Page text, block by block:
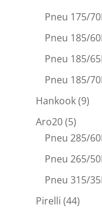
Pneu 175/
Pneu 185/
Pneu 185/
Pneu 185/
Hankook(9)
Aro20(5)
Pneu 285/
Pneu 265/
Pneu 315/
Pirelli (44)